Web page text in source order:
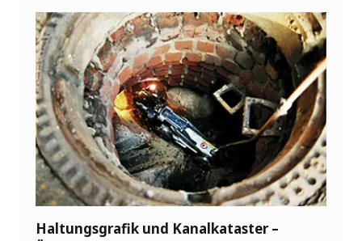
Haltungsgrafik und Kanalkataster –